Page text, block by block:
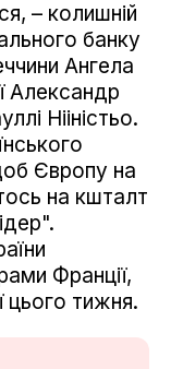
– колишній
банку
Ангела
Александр
Нііністьо.
Європу на
на кшталт
Франції,
цього тижня.